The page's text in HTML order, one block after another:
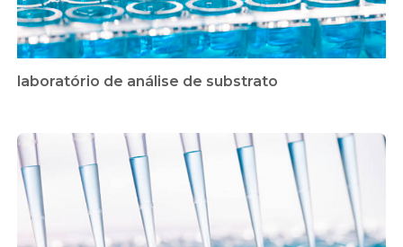
laboratório de análise de substrato